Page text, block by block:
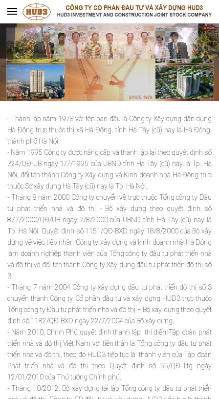
- Thành lập năm 1978 với tên ban đầu là Công ty Xây dựng dân dụng
Hà Đông trực thuộc thị xã Hà Đông, tỉnh Hà Tây (cũ) nay là Hà Đông,
thành phố Hà Nội.
- Năm 1995 Công ty được nâng cấp và thành lập lại theo quyết định số
324/QĐ-UB ngày 1/7/1995 của UBND tỉnh Hà Tây (cũ) nay là Tp. Hà
Nội, đổi tên thành Công ty Xây dựng và Kinh doanh nhà Hà Đông trực
thuộc Sở xây dựng Hà Tây (cũ) nay là Tp. Hà Nội.
- Tháng 8 năm 2000 Công ty chuyển về trực thuộc Tổng công ty Đầu
tư phát triển nhà và đô thị - Bộ xây dựng theo quyết định số
877/2000/QĐ/UB ngày 7/8/2000 của UBND tỉnh Hà Tây (cũ) nay là
Tp. Hà Nội; Quyết định số 1151/QĐ-BXD ngày 18/8/2000 của Bộ xây
dựng về việc tiếp nhận Công ty xây dựng và kinh doanh nhà Hà Đông
làm doanh nghiệp thành viên của Tổng công ty đầu tư phát triển nhà
và đô thị và đổi tên thành Công ty Xây dựng đầu tư phát triển đô thị số
3.
- Tháng 7 năm 2004 Công ty xây dựng đầu tư phát triển đô thị số 3
chuyển thành Công ty Cổ phần đầu tư và xây dựng HUD3 trực thuộc
Tổng công ty Đầu tư phát triển nhà và đô thị – Bộ xây dựng theo quyết
định số 1182/QĐ-BXD ngày 22/7/2004 của Bộ xây dựng.
- Năm 2010, Chính Phủ quyết định thành lập thí điểmTập đoàn phát
triển nhà và đô thị Việt Nam với tiền thân là Tổng công ty đầu tư phát
triển nhà và đô thị, theo đó HUD3 tiếp tục là thành viên của Tập đoàn
Phát triển nhà và đô thị theo Quyết định số 55/QĐ-Ttg ngày
12/01/2010 của Thủ tướng Chính phủ.
- Tháng 10/2012. Bộ xây dựng tái lập Tổng công ty đầu tư phát triển